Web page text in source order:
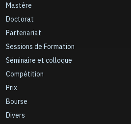
Mastère
Doctorat
Partenariat
Sessions de Formation
Séminaire et colloque
Compétition
Prix
Bourse
Divers